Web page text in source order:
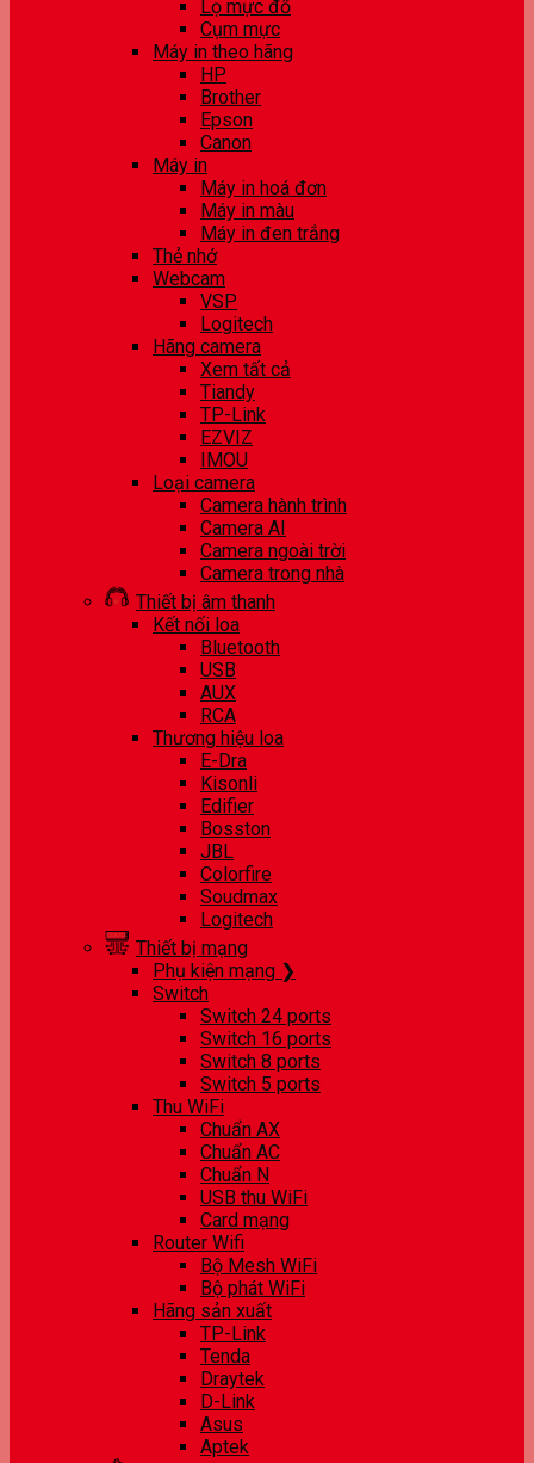
Lọ mực đổ
Cụm mực
Máy in theo hãng
HP
Brother
Epson
Canon
Máy in
Máy in hoá đơn
Máy in màu
Máy in đen trắng
Thẻ nhớ
Webcam
VSP
Logitech
Hãng camera
Xem tất cả
Tiandy
TP-Link
EZVIZ
IMOU
Loại camera
Camera hành trình
Camera AI
Camera ngoài trời
Camera trong nhà
Thiết bị âm thanh
Kết nối loa
Bluetooth
USB
AUX
RCA
Thương hiệu loa
E-Dra
Kisonli
Edifier
Bosston
JBL
Colorfire
Soudmax
Logitech
Thiết bị mạng
Phụ kiện mạng ❯
Switch
Switch 24 ports
Switch 16 ports
Switch 8 ports
Switch 5 ports
Thu WiFi
Chuẩn AX
Chuẩn AC
Chuẩn N
USB thu WiFi
Card mạng
Router Wifi
Bộ Mesh WiFi
Bộ phát WiFi
Hãng sản xuất
TP-Link
Tenda
Draytek
D-Link
Asus
Aptek